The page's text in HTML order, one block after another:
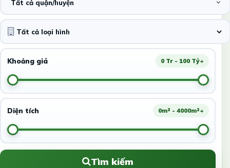
Tất cả quận/huyện
Khoảng giá 0 Tr - 100 Tỷ+
Diện tích 0m² - 4000m²+
Tìm kiếm